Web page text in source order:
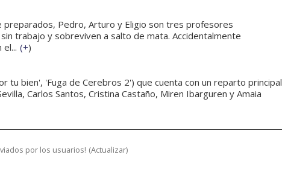
Pedro, Arturo y Eligio son tres profesores
trabajo y sobreviven a salto de mata. Accidentalmente
(+)
tu bien', 'Fuga de Cerebros 2') que cuenta con un reparto principal
Carlos Santos, Cristina Castaño, Miren Ibarguren y Amaia
por los usuarios! (Actualizar)